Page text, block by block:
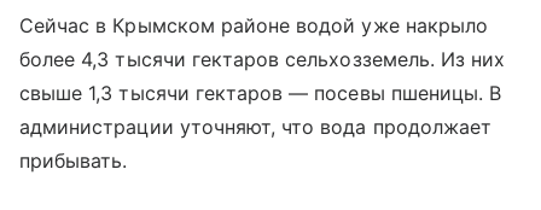
Сейчас в Крымском районе водой уже накрыло
более 4,3 тысячи гектаров сельхозземель. Из них
свыше 1,3 тысячи гектаров — посевы пшеницы. В
администрации уточняют, что вода продолжает
прибывать.